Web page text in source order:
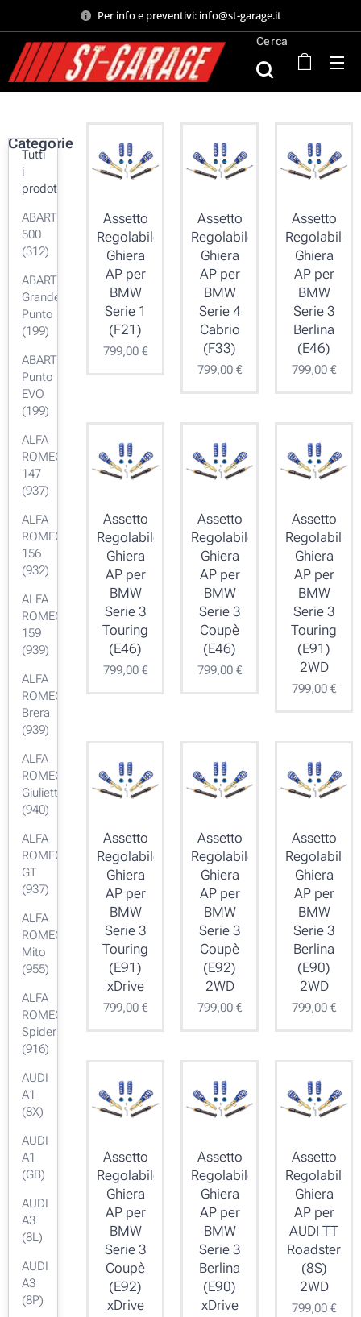
Per info e preventivi: info@st-garage.it
Cerca
Categorie
Tutti
i
prodotti
ABARTH
500
(312)
ABARTH
Grande
Punto
(199)
ABARTH
Punto
EVO
(199)
ALFA
ROMEO
147
(937)
ALFA
ROMEO
156
(932)
ALFA
ROMEO
159
(939)
ALFA
ROMEO
Brera
(939)
ALFA
ROMEO
Giulietta
(940)
ALFA
ROMEO
GT
(937)
ALFA
ROMEO
Mito
(955)
ALFA
ROMEO
Spider
(916)
AUDI
A1
(8X)
AUDI
A1
(GB)
AUDI
A3
(8L)
AUDI
A3
(8P)
Assetto
Regolabile
Ghiera
AP per
BMW
Serie 1
(F21)
799,00€
Assetto
Regolabile
Ghiera
AP per
BMW
Serie 4
Cabrio
(F33)
799,00€
Assetto
Regolabile
Ghiera
AP per
BMW
Serie 3
Berlina
(E46)
799,00€
Assetto
Regolabile
Ghiera
AP per
BMW
Serie 3
Touring
(E46)
799,00€
Assetto
Regolabile
Ghiera
AP per
BMW
Serie 3
Coupè
(E46)
799,00€
Assetto
Regolabile
Ghiera
AP per
BMW
Serie 3
Touring
(E91)
2WD
799,00€
Assetto
Regolabile
Ghiera
AP per
BMW
Serie 3
Touring
(E91)
xDrive
799,00€
Assetto
Regolabile
Ghiera
AP per
BMW
Serie 3
Coupè
(E92)
2WD
799,00€
Assetto
Regolabile
Ghiera
AP per
BMW
Serie 3
Berlina
(E90)
2WD
799,00€
Assetto
Regolabile
Ghiera
AP per
BMW
Serie 3
Coupè
(E92)
xDrive
Assetto
Regolabile
Ghiera
AP per
BMW
Serie 3
Berlina
(E90)
xDrive
Assetto
Regolabile
Ghiera
AP per
AUDI TT
Roadster
(8S)
2WD
799,00€